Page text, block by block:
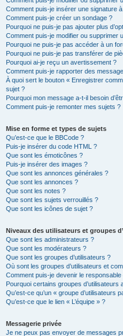
Comment puis-je insérer une signature
Comment puis-je créer un sondage ?
Pourquoi ne puis-je pas ajouter plus
Comment puis-je modifier ou supprimer
Pourquoi ne puis-je pas accéder à un
Pourquoi ne puis-je pas transférer de
Pourquoi ai-je reçu un avertissement ?
Comment puis-je rapporter des
À quoi sert le bouton « Enregistrer
sujet ?
Pourquoi mon message a-t-il besoin
Comment puis-je remonter mes sujets ?
Mise en forme et types de sujets
Qu’est-ce que le BBCode ?
Puis-je insérer du code HTML ?
Que sont les émoticônes ?
Puis-je insérer des images ?
Que sont les annonces générales ?
Que sont les annonces ?
Que sont les notes ?
Que sont les sujets verrouillés ?
Que sont les icônes de sujet ?
Niveaux des utilisateurs et groupes
Que sont les administrateurs ?
Que sont les modérateurs ?
Que sont les groupes d’utilisateurs ?
Où sont les groupes d’utilisateurs et
Comment puis-je devenir le responsable
Pourquoi certains groupes
Qu’est-ce qu’un « groupe d’utilisateurs
Qu’est-ce que le lien « L’équipe » ?
Messagerie privée
Je ne peux pas envoyer de messages